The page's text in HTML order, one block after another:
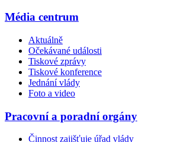
Média centrum
Aktuálně
Očekávané události
Tiskové zprávy
Tiskové konference
Jednání vlády
Foto a video
Pracovní a poradní orgány
Činnost zajišťuje úřad vlády